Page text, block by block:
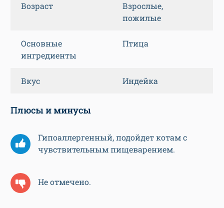
Возраст
Взрослые,
пожилые
Основные
ингредиенты
Птица
Вкус Индейка
Плюсы и минусы
Гипоаллергенный, подойдет котам с
чувствительным пищеварением.
Не отмечено.